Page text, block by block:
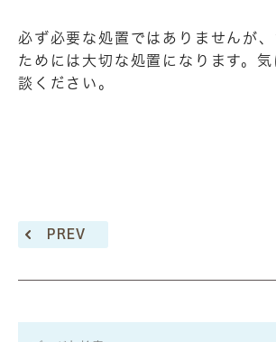
必ず必要な処置ではありませんが
ためには大切な処置になります。
談ください。
PREV